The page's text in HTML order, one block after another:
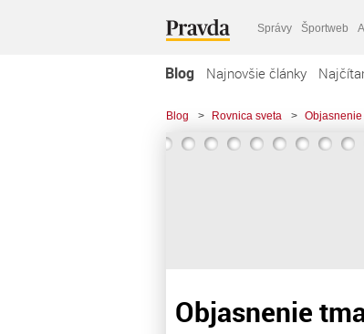
Správy Športweb
Blog Najnovšie články
Blog > Rovnica sveta >
Objasnenie